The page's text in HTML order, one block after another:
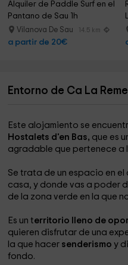
Alquiler de Paddle Surf en el
Pantano de Sau 1h
Vilanova De Sau 14.5 km
a partir de 20€
Entorno de Ca La
Este alojamiento se
Hostalets d'en Bas, que es
agradable que pertenece a
Se trata de un espacio en el
casa, y donde vas a poder
de la zona verde en la que
Es un territorio lleno de
quieren disfrutar de una
la que hacer senderismo y
fondo.